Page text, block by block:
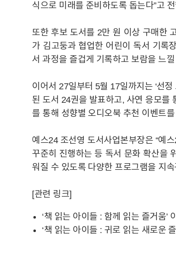
공시정보 주가정보 IR자료실
식으로 미래를 준비하도록 돕는다”고
또한 후보 도서를 2만 원 이상 구매한
가 김고둥과 협업한 어린이 독서 기록
서 과정을 즐겁게 기록하고 보람을 느
이어서 27일부터 5월 17일까지는 ‘선
된 도서 24권을 발표하고, 사연 응모를
를 통해 성향별 오디오북 추천 이벤트
예스24 조선영 도서사업본부장은 “예
꾸준히 진행하는 등 독서 문화 확산을
워질 수 있도록 다양한 프로그램을 지
[관련 링크]
‘책 읽는 아이들 : 함께 읽는 즐거움’
‘책 읽는 아이들 : 귀로 읽는 새로운